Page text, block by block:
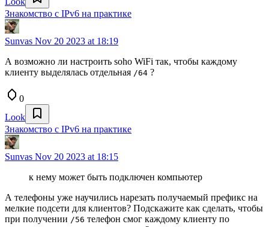
Знакомство с IPv6 на практике
Sunvas Nov 20 2023 at 18:19
А возможно ли настроить soho WiFi так, чтобы каждому
клиенту выделялась отдельная /64 ?
0
Look
Знакомство с IPv6 на практике
Sunvas Nov 20 2023 at 18:15
к нему может быть подключен компьютер
А телефоны уже научились нарезать получаемый префикс на
мелкие подсети для клиентов? Подскажите как сделать, чтобы
при получении /56 телефон смог каждому клиенту по